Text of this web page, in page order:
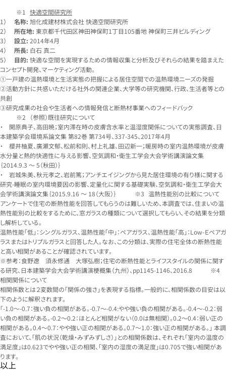
快適空間研究所
1） 名称: 旭化成建材株式会社 快適空間研究所
2） 所在地: 東京都千代田区神田神保町1丁目105番地 神保町三井ビルディング
3） 設立: 2014年4月
4） 所長: 白石 真二
5） 目的: 快適な空間を実現するための情報収集と分析及びそれらの結果を踏まえた
コンセプト開発、マーケティング活動。
①一戸建の温熱環境と生活実態の把握による居住空間での温熱環境ニーズの発掘
②活動方針に共感いただける社外の関連企業、大学等の研究機関、行政、生活者等との
共創
③研究成果の社会や生活者への情報発信と断熱材事業へのフィードバック
（参照）既往研究について
・ 開原典子、高田暁；室内滞在時の皮膚含水率と温湿度関係についての実態調査、日
本建築学会環境系論文集 第82巻 第734号、337-345、2017年4月
・ 櫻井柚夏、廣瀬文郁、松前和則、村上礼雄、田辺新一；暖房時の室内温熱環境が皮膚
水分量と熱的快適性に与える影響、空気調和・衛生工学会大会学術講演論文集
｛2014.9.3 〜 5（秋田）｝
・ 岩城朱美、秋元孝之、岩前篤；アンチエイジングから見た居住環境の有り様に関する
研究-睡眠の室内環境要因の影響、定量化に関する基礎実験、空気調和・衛生工学会大
会学術講演論文集｛2015.9.16 〜 18（大阪）｝
温熱性能別の比較について
アンケートで住宅の断熱性能を回答してもらうのは難しいため、本調査では、住まいの温
熱性能別の比較をするために、窓ガラスの種類について選択してもらい、その結果を分類
し解析している。
温熱性能「低」：シングルガラス、温熱性能「中」：ペアガラス、温熱性能「高」：Low-Ｅペアガ
ラスまたはトリプルガラスと回答した人。なお、この分類は、実際の住宅全体の断熱性能
と高い相関があることが確認されています。
※参考：食野遼 須永修通 大塚弘樹；住宅の断熱性能とライフスタイルの関係に関す
る研究、日本建築学会大会学術講演梗概集（九州）、pp1145-1146、2016.8
相関関係について
相関係数とは２変数間の「関係の強さ」を表現する指標。一般的に、相関係数の目安は以
下のように解釈されます。
「-1.0～-0.7：強い負の相関がある。-0.7～-0.4:やや強い負の相関がある。-0.4～-0.2：弱
い負の相関がある。-0.2～0.2：ほとんど相関がない（0.0は無相関）。0.2～0.4：弱い正の
相関がある。0.4～0.7：やや強い正の相関がある。0.7～1.0：強い正の相関がある。」 本調
査において、「肌の状況（乾燥・みずみずしさ）」との相関係数は、それぞれ「室内の温度の
満足度」は0.623でやや強い正の相関、「室内の湿度の満足度」は0.705で強い相関があ
ります。
以上